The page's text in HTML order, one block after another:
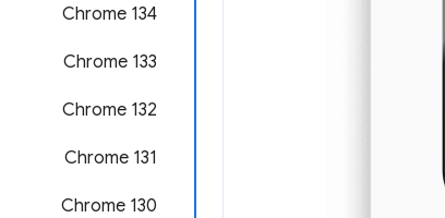
‫Chrome 134
‫Chrome 133
Chrome 132
Chrome 131
Chrome 130